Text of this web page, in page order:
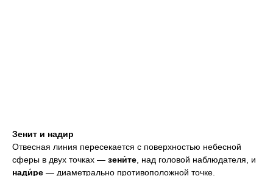
Зенит и надир
Отвесная линия пересекается с поверхностью небесной
сферы в двух точках — зени́те , над головой наблюдателя, и
нади́ре — диаметрально противоположной точке.